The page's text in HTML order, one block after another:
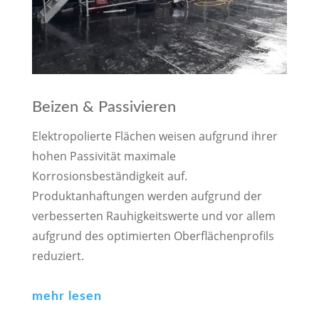
Beizen & Passivieren
Elektropolierte Flächen weisen aufgrund ihrer
hohen Passivität maximale
Korrosionsbeständigkeit auf.
Produktanhaftungen werden aufgrund der
verbesserten Rauhigkeitswerte und vor allem
aufgrund des optimierten Oberflächenprofils
reduziert.
mehr lesen